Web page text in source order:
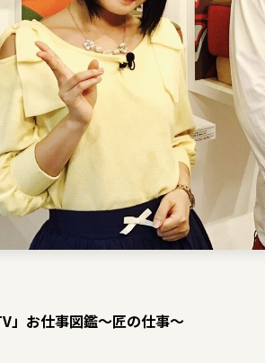
」お仕事図鑑〜匠の仕事〜